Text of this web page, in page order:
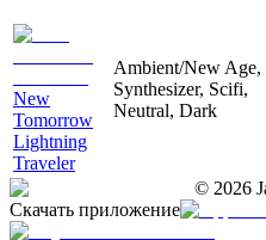
New
Tomorrow
Lightning
Traveler
Ambient/New Age,
Synthesizer, Scifi,
Neutral, Dark
© 2026
Скачать приложение